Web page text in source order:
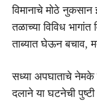
विमानाचे मोठे
तळाच्या विविध
ताब्यात घेऊन बचाव,
सध्या अपघाताचे नेमके
दलाने या घटनेची